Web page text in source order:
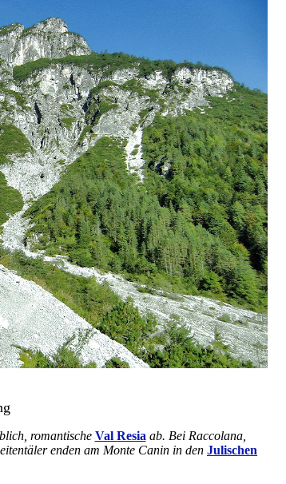
romantische Val Resia ab. Bei Raccolana,
enden am Monte Canin in den Julischen